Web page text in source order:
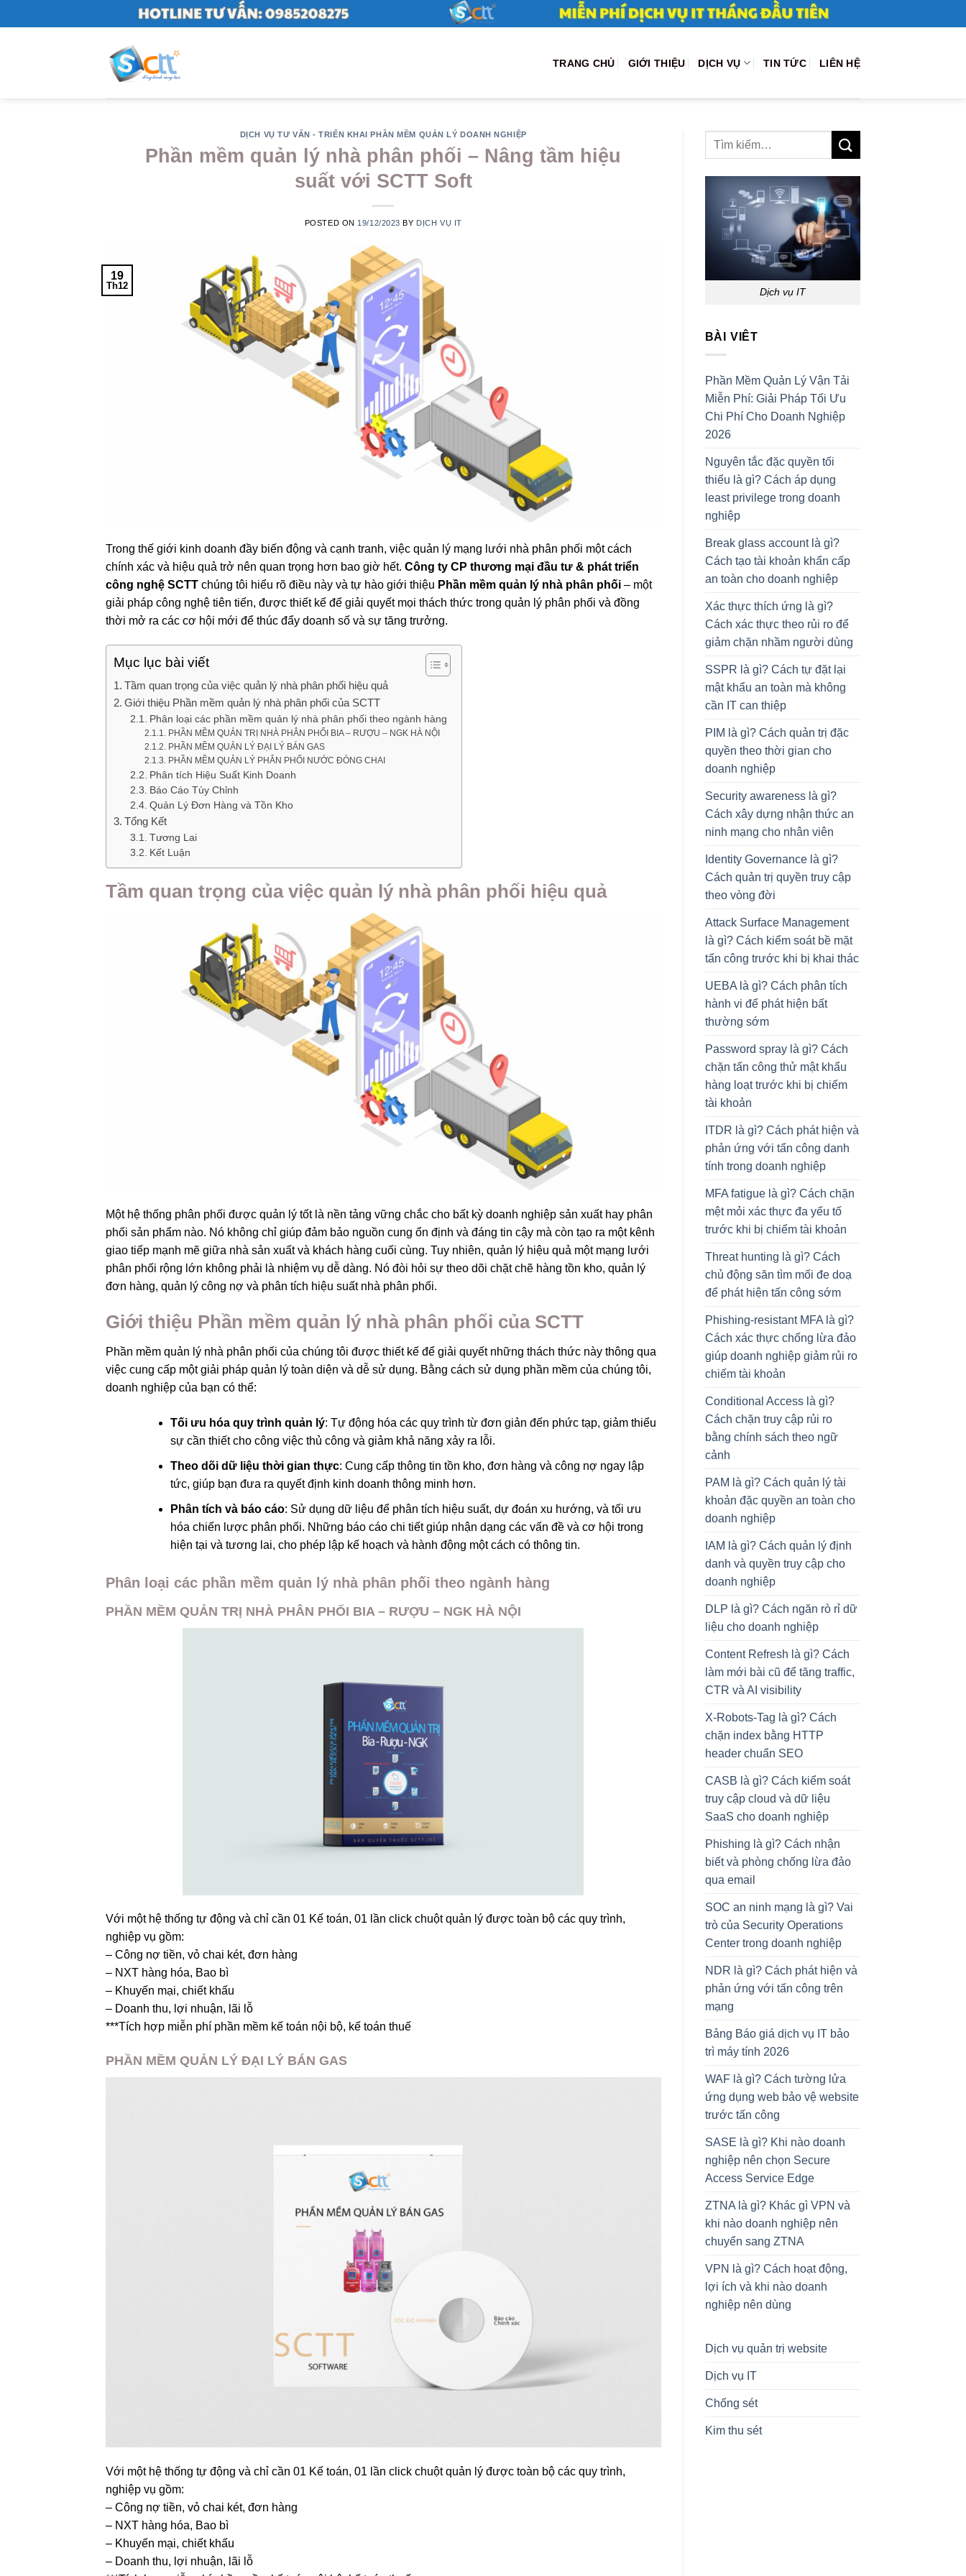
to
TRANG CHỦ GIỚI THIỆU DỊCH VỤ TIN TỨC LIÊN HỆ
DỊCH VỤ TƯ VẤN - TRIỂN KHAI PHẦN MỀM QUẢN LÝ DOANH NGHIỆP
Phần mềm quản lý nhà phân phối – Nâng tầm hiệu
suất với SCTT Soft
POSTED ON 19/12/2023 BY DỊCH VỤ IT
19
Th12
Trong thế giới kinh doanh đầy biến động và cạnh tranh, việc quản lý mạng lưới nhà phân phối một cách
chính xác và hiệu quả trở nên quan trọng hơn bao giờ hết. Công ty CP thương mại đầu tư & phát triển
công nghệ SCTT chúng tôi hiểu rõ điều này và tự hào giới thiệu Phần mềm quản lý nhà phân phối – một
giải pháp công nghệ tiên tiến, được thiết kế để giải quyết mọi thách thức trong quản lý phân phối và đồng
thời mở ra các cơ hội mới để thúc đẩy doanh số và sự tăng trưởng.
Mục lục bài viết
Tầm quan trọng của việc quản lý nhà phân phối hiệu quả
Giới thiệu Phần mềm quản lý nhà phân phối của SCTT
Phân loại các phần mềm quản lý nhà phân phối theo ngành hàng
PHẦN MỀM QUẢN TRỊ NHÀ PHÂN PHỐI BIA – RƯỢU – NGK HÀ NỘI
PHẦN MỀM QUẢN LÝ ĐẠI LÝ BÁN GAS
PHẦN MỀM QUẢN LÝ PHÂN PHỐI NƯỚC ĐÓNG CHAI
Phân tích Hiệu Suất Kinh Doanh
Báo Cáo Tùy Chỉnh
Quản Lý Đơn Hàng và Tồn Kho
Tổng Kết
Tương Lai
Kết Luận
Tầm quan trọng của việc quản lý nhà phân phối hiệu quả
Một hệ thống phân phối được quản lý tốt là nền tảng vững chắc cho bất kỳ doanh nghiệp sản xuất hay phân
phối sản phẩm nào. Nó không chỉ giúp đảm bảo nguồn cung ổn định và đáng tin cậy mà còn tạo ra một kênh
giao tiếp mạnh mẽ giữa nhà sản xuất và khách hàng cuối cùng. Tuy nhiên, quản lý hiệu quả một mạng lưới
phân phối rộng lớn không phải là nhiệm vụ dễ dàng. Nó đòi hỏi sự theo dõi chặt chẽ hàng tồn kho, quản lý
đơn hàng, quản lý công nợ và phân tích hiệu suất nhà phân phối.
Giới thiệu Phần mềm quản lý nhà phân phối của SCTT
Phần mềm quản lý nhà phân phối của chúng tôi được thiết kế để giải quyết những thách thức này thông qua
việc cung cấp một giải pháp quản lý toàn diện và dễ sử dụng. Bằng cách sử dụng phần mềm của chúng tôi,
doanh nghiệp của bạn có thể:
Tối ưu hóa quy trình quản lý: Tự động hóa các quy trình từ đơn giản đến phức tạp, giảm thiểu
sự cần thiết cho công việc thủ công và giảm khả năng xảy ra lỗi.
Theo dõi dữ liệu thời gian thực: Cung cấp thông tin tồn kho, đơn hàng và công nợ ngay lập
tức, giúp bạn đưa ra quyết định kinh doanh thông minh hơn.
Phân tích và báo cáo: Sử dụng dữ liệu để phân tích hiệu suất, dự đoán xu hướng, và tối ưu
hóa chiến lược phân phối. Những báo cáo chi tiết giúp nhận dạng các vấn đề và cơ hội trong
hiện tại và tương lai, cho phép lập kế hoạch và hành động một cách có thông tin.
Phân loại các phần mềm quản lý nhà phân phối theo ngành hàng
PHẦN MỀM QUẢN TRỊ NHÀ PHÂN PHỐI BIA – RƯỢU – NGK HÀ NỘI
Với một hệ thống tự động và chỉ cần 01 Kế toán, 01 lần click chuột quản lý được toàn bộ các quy trình,
nghiệp vụ gồm:
– Công nợ tiền, vỏ chai két, đơn hàng
– NXT hàng hóa, Bao bì
– Khuyến mại, chiết khấu
– Doanh thu, lợi nhuận, lãi lỗ
***Tích hợp miễn phí phần mềm kế toán nội bộ, kế toán thuế
PHẦN MỀM QUẢN LÝ ĐẠI LÝ BÁN GAS
Với một hệ thống tự động và chỉ cần 01 Kế toán, 01 lần click chuột quản lý được toàn bộ các quy trình,
nghiệp vụ gồm:
– Công nợ tiền, vỏ chai két, đơn hàng
– NXT hàng hóa, Bao bì
– Khuyến mại, chiết khấu
– Doanh thu, lợi nhuận, lãi lỗ
Dịch vụ IT
BÀI VIÊT
Phần Mềm Quản Lý Vận Tải
Miễn Phí: Giải Pháp Tối Ưu
Chi Phí Cho Doanh Nghiệp
2026
Nguyên tắc đặc quyền tối
thiểu là gì? Cách áp dụng
least privilege trong doanh
nghiệp
Break glass account là gì?
Cách tạo tài khoản khẩn cấp
an toàn cho doanh nghiệp
Xác thực thích ứng là gì?
Cách xác thực theo rủi ro để
giảm chặn nhầm người dùng
SSPR là gì? Cách tự đặt lại
mật khẩu an toàn mà không
cần IT can thiệp
PIM là gì? Cách quản trị đặc
quyền theo thời gian cho
doanh nghiệp
Security awareness là gì?
Cách xây dựng nhận thức an
ninh mạng cho nhân viên
Identity Governance là gì?
Cách quản trị quyền truy cập
theo vòng đời
Attack Surface Management
là gì? Cách kiểm soát bề mặt
tấn công trước khi bị khai thác
UEBA là gì? Cách phân tích
hành vi để phát hiện bất
thường sớm
Password spray là gì? Cách
chặn tấn công thử mật khẩu
hàng loạt trước khi bị chiếm
tài khoản
ITDR là gì? Cách phát hiện và
phản ứng với tấn công danh
tính trong doanh nghiệp
MFA fatigue là gì? Cách chặn
mệt mỏi xác thực đa yếu tố
trước khi bị chiếm tài khoản
Threat hunting là gì? Cách
chủ động săn tìm mối đe doạ
để phát hiện tấn công sớm
Phishing-resistant MFA là gì?
Cách xác thực chống lừa đảo
giúp doanh nghiệp giảm rủi ro
chiếm tài khoản
Conditional Access là gì?
Cách chặn truy cập rủi ro
bằng chính sách theo ngữ
cảnh
PAM là gì? Cách quản lý tài
khoản đặc quyền an toàn cho
doanh nghiệp
IAM là gì? Cách quản lý định
danh và quyền truy cập cho
doanh nghiệp
DLP là gì? Cách ngăn rò rỉ dữ
liệu cho doanh nghiệp
Content Refresh là gì? Cách
làm mới bài cũ để tăng traffic,
CTR và AI visibility
X-Robots-Tag là gì? Cách
chặn index bằng HTTP
header chuẩn SEO
CASB là gì? Cách kiểm soát
truy cập cloud và dữ liệu
SaaS cho doanh nghiệp
Phishing là gì? Cách nhận
biết và phòng chống lừa đảo
qua email
SOC an ninh mạng là gì? Vai
trò của Security Operations
Center trong doanh nghiệp
NDR là gì? Cách phát hiện và
phản ứng với tấn công trên
mạng
Bảng Báo giá dịch vụ IT bảo
trì máy tính 2026
WAF là gì? Cách tường lửa
ứng dụng web bảo vệ website
trước tấn công
SASE là gì? Khi nào doanh
nghiệp nên chọn Secure
Access Service Edge
ZTNA là gì? Khác gì VPN và
khi nào doanh nghiệp nên
chuyển sang ZTNA
VPN là gì? Cách hoạt động,
lợi ích và khi nào doanh
nghiệp nên dùng
Dịch vụ quản trị website
Dịch vụ IT
Chống sét
Kim thu sét